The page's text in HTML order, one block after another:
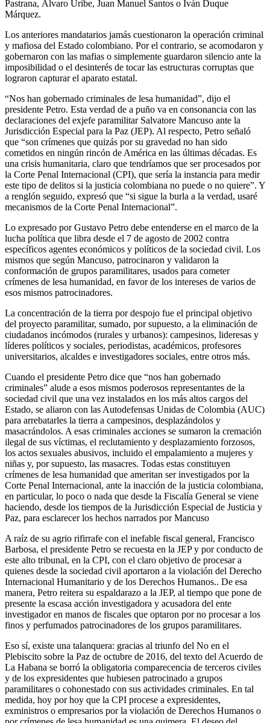
Pastrana, Álvaro Uribe, Juan Manuel Santos o Iván Duque
Márquez.
Los anteriores mandatarios jamás cuestionaron la operación criminal
y mafiosa del Estado colombiano. Por el contrario, se acomodaron y
gobernaron con las mafias o simplemente guardaron silencio ante la
imposibilidad o el desinterés de tocar las estructuras corruptas que
lograron capturar el aparato estatal.
“Nos han gobernado criminales de lesa humanidad”, dijo el
presidente Petro. Esta verdad de a puño va en consonancia con las
declaraciones del exjefe paramilitar Salvatore Mancuso ante la
Jurisdicción Especial para la Paz (JEP). Al respecto, Petro señaló
que “son crímenes que quizás por su gravedad no han sido
cometidos en ningún rincón de América en las últimas décadas. Es
una crisis humanitaria, claro que tendríamos que ser procesados por
la Corte Penal Internacional (CPI), que sería la instancia para medir
este tipo de delitos si la justicia colombiana no puede o no quiere”. Y
a renglón seguido, expresó que “si sigue la burla a la verdad, usaré
mecanismos de la Corte Penal Internacional”.
Lo expresado por Gustavo Petro debe entenderse en el marco de la
lucha política que libra desde el 7 de agosto de 2002 contra
específicos agentes económicos y políticos de la sociedad civil. Los
mismos que según Mancuso, patrocinaron y validaron la
conformación de grupos paramilitares, usados para cometer
crímenes de lesa humanidad, en favor de los intereses de varios de
esos mismos patrocinadores.
La concentración de la tierra por despojo fue el principal objetivo
del proyecto paramilitar, sumado, por supuesto, a la eliminación de
ciudadanos incómodos (rurales y urbanos): campesinos, lideresas y
líderes políticos y sociales, periodistas, académicos, profesores
universitarios, alcaldes e investigadores sociales, entre otros más.
Cuando el presidente Petro dice que “nos han gobernado
criminales” alude a esos mismos poderosos representantes de la
sociedad civil que una vez instalados en los más altos cargos del
Estado, se aliaron con las Autodefensas Unidas de Colombia (AUC)
para arrebatarles la tierra a campesinos, desplazándolos y
masacrándolos. A esas criminales acciones se sumaron la cremación
ilegal de sus víctimas, el reclutamiento y desplazamiento forzosos,
los actos sexuales abusivos, incluido el empalamiento a mujeres y
niñas y, por supuesto, las masacres. Todas estas constituyen
crímenes de lesa humanidad que ameritan ser investigados por la
Corte Penal Internacional, ante la inacción de la justicia colombiana,
en particular, lo poco o nada que desde la Fiscalía General se viene
haciendo, desde los tiempos de la Jurisdicción Especial de Justicia y
Paz, para esclarecer los hechos narrados por Mancuso
A raíz de su agrio rifirrafe con el inefable fiscal general, Francisco
Barbosa, el presidente Petro se recuesta en la JEP y por conducto de
este alto tribunal, en la CPI, con el claro objetivo de procesar a
quienes desde la sociedad civil aportaron a la violación del Derecho
Internacional Humanitario y de los Derechos Humanos.. De esa
manera, Petro reitera su espaldarazo a la JEP, al tiempo que pone de
presente la escasa acción investigadora y acusadora del ente
investigador en manos de fiscales que optaron por no procesar a los
finos y perfumados patrocinadores de los grupos paramilitares.
Eso sí, existe una talanquera: gracias al triunfo del No en el
Plebiscito sobre la Paz de octubre de 2016, del texto del Acuerdo de
La Habana se borró la obligatoria comparecencia de terceros civiles
y de los expresidentes que hubiesen patrocinado a grupos
paramilitares o cohonestado con sus actividades criminales. En tal
medida, hoy por hoy que la CPI procese a expresidentes,
exministros o empresarios por la violación de Derechos Humanos o